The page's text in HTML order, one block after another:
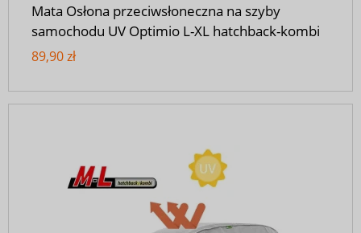
Mata Osłona przeciwsłoneczna na szyby
samochodu UV Optimio L-XL hatchback-kombi
89,90 zł